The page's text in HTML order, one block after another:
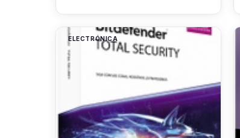
ELECTRÓNICA